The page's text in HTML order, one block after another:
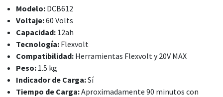
Modelo: DCB612
Voltaje:60 Volts
Capacidad: 12ah
Tecnología: Flexvolt
Compatibilidad: Herramientas Flexvolt y 20V MAX
Peso: 1.5 kg
Indicador de Carga:Sí
Tiempo de Carga:Aproximadamente 90 minutos con